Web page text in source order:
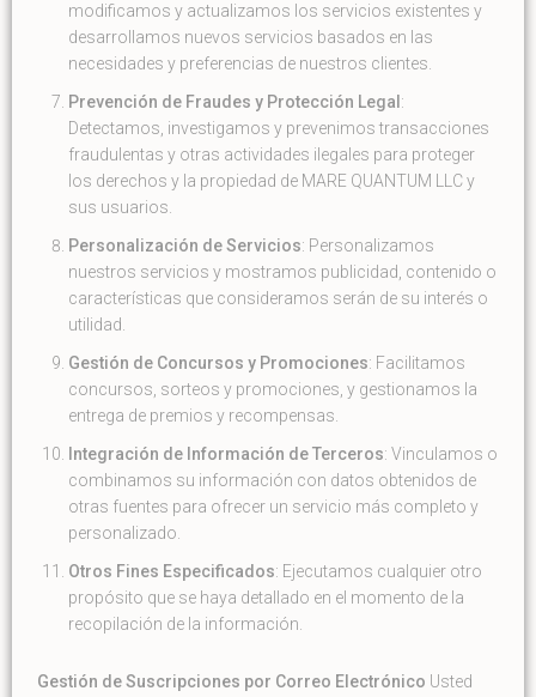
modificamos y actualizamos los servicios existentes y
desarrollamos nuevos servicios basados en las
necesidades y preferencias de nuestros clientes.
Prevención de Fraudes y Protección Legal :
Detectamos, investigamos y prevenimos transacciones
fraudulentas y otras actividades ilegales para proteger
los derechos y la propiedad de MARE QUANTUM LLC y
sus usuarios.
Personalización de Servicios: Personalizamos
nuestros servicios y mostramos publicidad, contenido o
características que consideramos serán de su interés o
utilidad.
Gestión de Concursos y Promociones: Facilitamos
concursos, sorteos y promociones, y gestionamos la
entrega de premios y recompensas.
Integración de Información de Terceros: Vinculamos o
combinamos su información con datos obtenidos de
otras fuentes para ofrecer un servicio más completo y
personalizado.
Otros Fines Especificados: Ejecutamos cualquier otro
propósito que se haya detallado en el momento de la
recopilación de la información.
Gestión de Suscripciones por Correo Electrónico Usted